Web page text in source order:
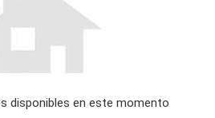
disponibles en este momento